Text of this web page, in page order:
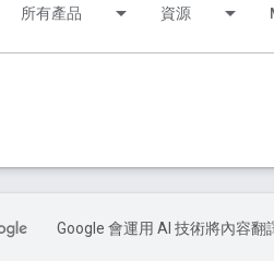
所有產品 資源
Google 會運用 AI 技術將內容